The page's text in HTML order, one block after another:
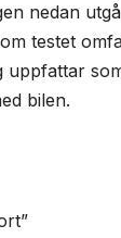
nedan
testet
uppfattar
bilen.